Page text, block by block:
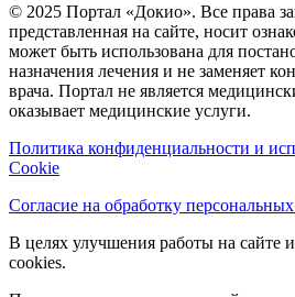
© 2025 Портал «Докио». Все права
представленная на сайте, носит
может быть использована для
назначения лечения и не заменяет
врача. Портал не является
оказывает медицинские услуги.
Политика конфиденциальности и
Cookie
Согласие на обработку
В целях улучшения работы на сайте
cookies.